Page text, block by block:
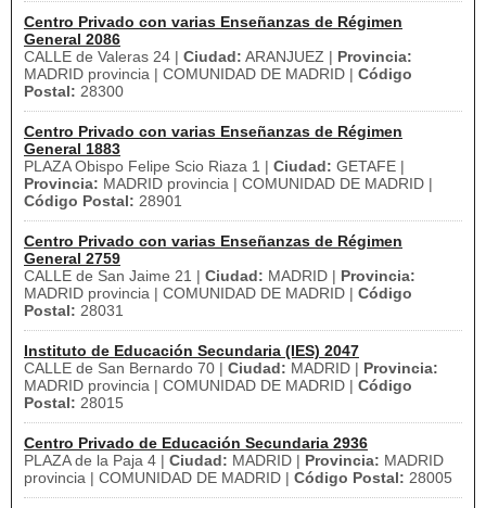
Centro Privado con varias Enseñanzas de Régimen
General 2086
CALLE de Valeras 24 | Ciudad: ARANJUEZ | Provincia:
MADRID provincia | COMUNIDAD DE MADRID | Código
Postal: 28300
Centro Privado con varias Enseñanzas de Régimen
General 1883
PLAZA Obispo Felipe Scio Riaza 1 | Ciudad: GETAFE |
Provincia: MADRID provincia | COMUNIDAD DE MADRID |
Código Postal: 28901
Centro Privado con varias Enseñanzas de Régimen
General 2759
CALLE de San Jaime 21 | Ciudad: MADRID | Provincia:
MADRID provincia | COMUNIDAD DE MADRID | Código
Postal: 28031
Instituto de Educación Secundaria (IES) 2047
CALLE de San Bernardo 70 | Ciudad: MADRID | Provincia:
MADRID provincia | COMUNIDAD DE MADRID | Código
Postal: 28015
Centro Privado de Educación Secundaria 2936
PLAZA de la Paja 4 | Ciudad: MADRID | Provincia: MADRID
provincia | COMUNIDAD DE MADRID | Código Postal: 28005